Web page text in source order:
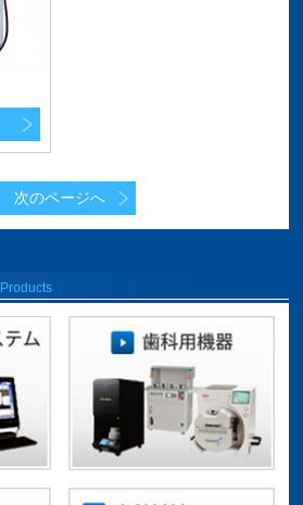
次のページへ
Products